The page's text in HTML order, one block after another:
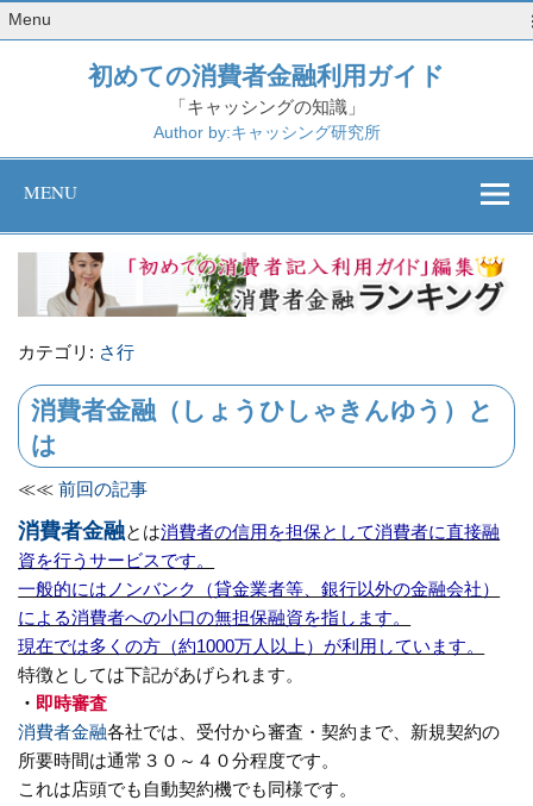
Menu
初めての消費者金融利用ガイド
「キャッシングの知識」
Author by:キャッシング研究所
MENU
カテゴリ: さ行
消費者金融（しょうひしゃきんゆう）と
は
≪≪前回の記事
消費者金融とは消費者の信用を担保として消費者に直接融
資を行うサービスです。
一般的にはノンバンク（貸金業者等、銀行以外の金融会社）
による消費者への小口の無担保融資を指します。
現在では多くの方（約1000万人以上）が利用しています。
特徴としては下記があげられます。
・ 即時審査
消費者金融各社では、受付から審査・契約まで、新規契約の
所要時間は通常３０～４０分程度です。
これは店頭でも自動契約機でも同様です。